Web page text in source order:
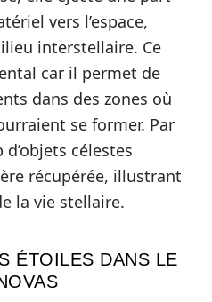
vers l’espace,
interstellaire. Ce
car il permet de
dans des zones où
se former. Par
célestes
récupérée, illustrant
la vie stellaire.
ÉTOILES DANS LE